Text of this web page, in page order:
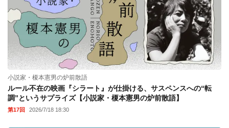
小説家・榎本憲男の炉前散語
ルール不在の映画『シラート』が仕掛ける、サスペンスへの“転
調”というサプライズ【小説家・榎本憲男の炉前散語】
第17回 2026/7/18 18:30